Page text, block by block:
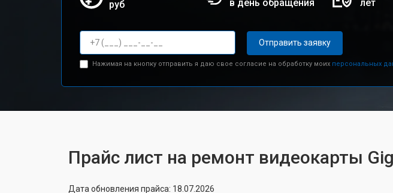
руб
в день обращения
лет
Отправить заявку
Нажимая на кнопку отправить я даю свое согласие на обработку моих персональных
Прайс лист на ремонт видеокарты
Дата обновления прайса: 18.07.2026